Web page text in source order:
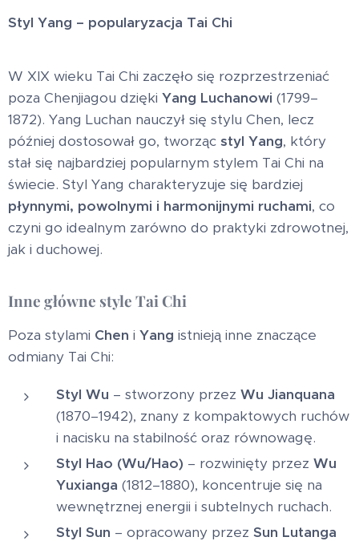
Styl Yang – popularyzacja Tai Chi
W XIX wieku Tai Chi zaczęło się rozprzestrzeniać
poza Chenjiagou dzięki Yang Luchanowi (1799–
1872). Yang Luchan nauczył się stylu Chen, lecz
później dostosował go, tworząc styl Yang, który
stał się najbardziej popularnym stylem Tai Chi na
świecie. Styl Yang charakteryzuje się bardziej
płynnymi, powolnymi i harmonijnymi ruchami, co
czyni go idealnym zarówno do praktyki zdrowotnej,
jak i duchowej.
Inne główne style Tai Chi
Poza stylami Chen i Yang istnieją inne znaczące
odmiany Tai Chi:
Styl Wu – stworzony przez Wu Jianquana
(1870–1942), znany z kompaktowych ruchów
i nacisku na stabilność oraz równowagę.
Styl Hao (Wu/Hao) – rozwinięty przez Wu
Yuxianga (1812–1880), koncentruje się na
wewnętrznej energii i subtelnych ruchach.
Styl Sun – opracowany przez Sun Lutanga